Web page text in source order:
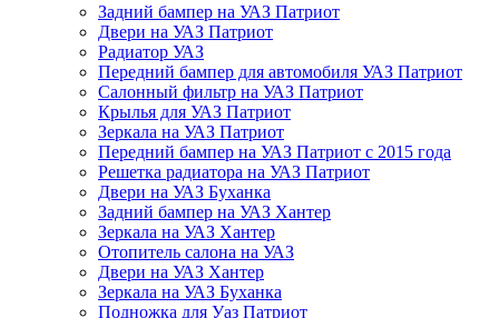
Задний бампер на УАЗ Патриот
Двери на УАЗ Патриот
Радиатор УАЗ
Передний бампер для автомобиля УАЗ Патриот
Салонный фильтр на УАЗ Патриот
Крылья для УАЗ Патриот
Зеркала на УАЗ Патриот
Передний бампер на УАЗ Патриот с 2015 года
Решетка радиатора на УАЗ Патриот
Двери на УАЗ Буханка
Задний бампер на УАЗ Хантер
Зеркала на УАЗ Хантер
Отопитель салона на УАЗ
Двери на УАЗ Хантер
Зеркала на УАЗ Буханка
Подножка для Уаз Патриот